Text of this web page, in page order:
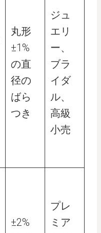
丸形
±1%
の直
径の
ばら
つき
ジュ
エリ
ー、
ブラ
イダ
ル、
高級
小売
±2%
プレ
ミア